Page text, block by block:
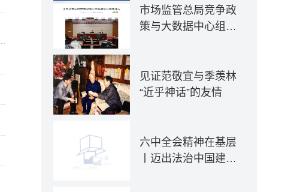
市场监管总局竞争政
策与大数据中心组建
见证范敬宜与季羡林
“近乎神话”的友情
六中全会精神在基层
丨迈出法治中国建设